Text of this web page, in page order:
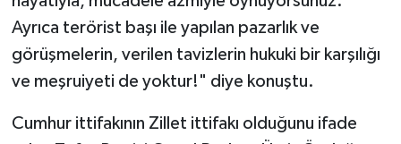
Ayrıca terörist başı ile yapılan pazarlık ve
görüşmelerin, verilen tavizlerin hukuki bir karşılığı
ve meşruiyeti de yoktur!" diye konuştu.
Cumhur ittifakının Zillet ittifakı olduğunu ifade